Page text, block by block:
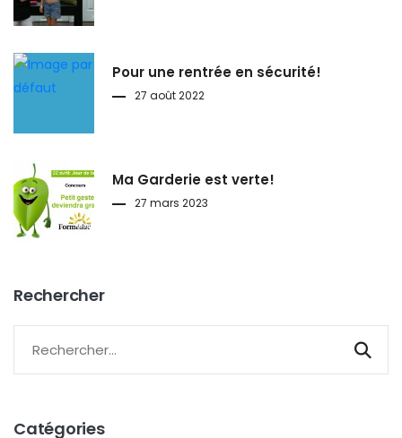
Pour une rentrée en sécurité!
27 août 2022
Ma Garderie est verte!
27 mars 2023
Rechercher
Catégories